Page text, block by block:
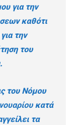
για την
καθότι
την
του
του Νόμου
κατά
τα